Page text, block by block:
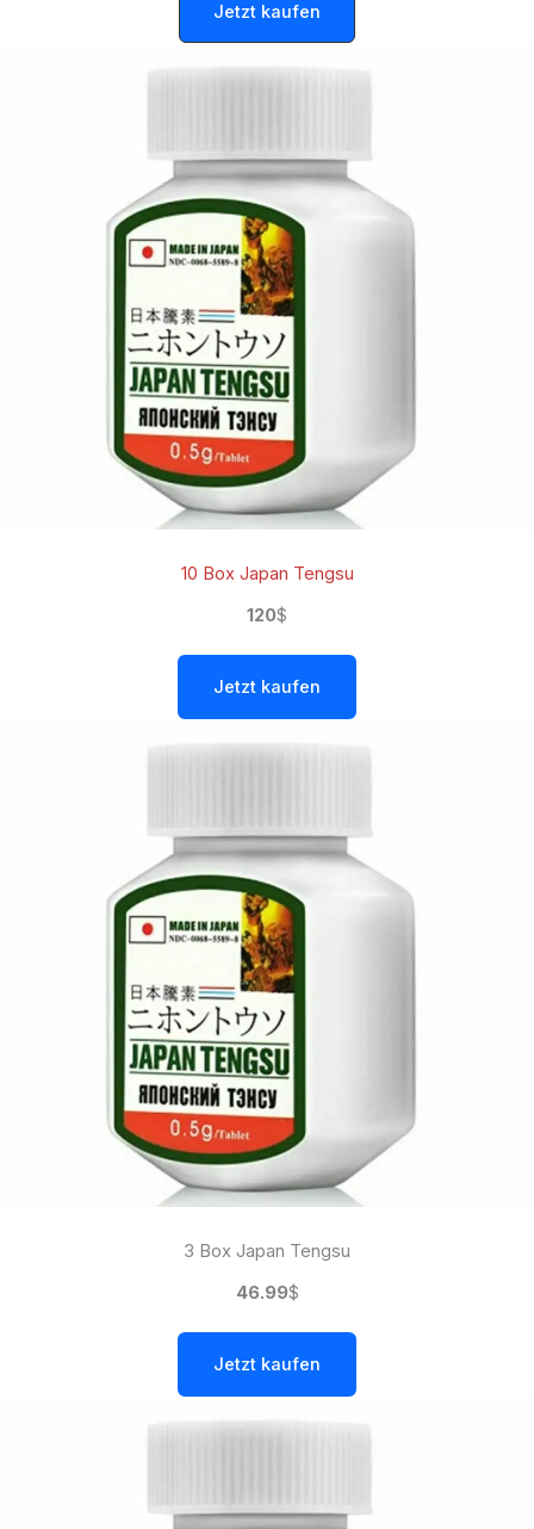
Jetzt kaufen
10 Box Japan Tengsu
120$
Jetzt kaufen
3 Box Japan Tengsu
46.99$
Jetzt kaufen